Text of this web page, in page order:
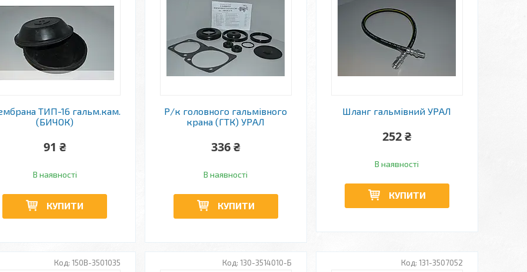
ТИП-16 гальм.кам.
(БИЧОК)
91 ₴
В наявності
КУПИТИ
Р/к головного гальмівного
крана (ГТК) УРАЛ
336 ₴
В наявності
КУПИТИ
Шланг гальмівний УРАЛ
252 ₴
В наявності
КУПИТИ
150В-3501035 130-3514010-Б 131-3507052